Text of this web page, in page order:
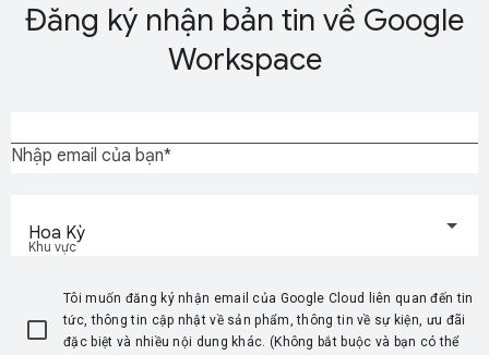
Đăng ký nhận bản tin về Google
Workspace
Nhập email của bạn
Khu vực
Hoa Kỳ
Tôi muốn đăng ký nhận email của Google Cloud liên quan đến tin
tức, thông tin cập nhật về sản phẩm, thông tin về sự kiện, ưu đãi
đặc biệt và nhiều nội dung khác. (Không bắt buộc và bạn có thể